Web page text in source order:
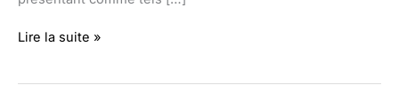
Secteur
Lire la suite »